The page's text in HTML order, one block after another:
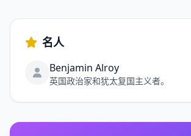
名人
Benjamin Alroy
英国政治家和犹太复国主义者。